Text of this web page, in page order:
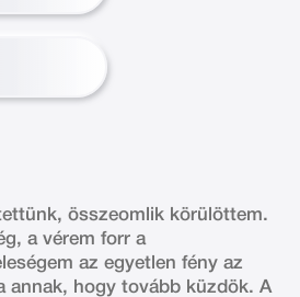
összeomlik körülöttem.
a vérem forr a
az egyetlen fény az
annak, hogy tovább küzdök. A